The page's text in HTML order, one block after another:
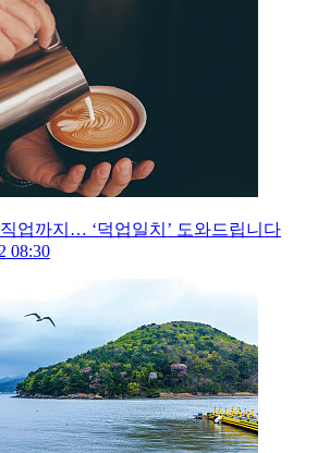
업까지… ‘덕업일치’ 도와드립니다
08:30